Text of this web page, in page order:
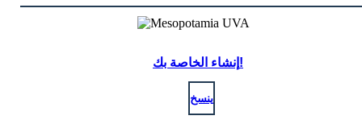
إنشاء الخاصة بك!
ينسخ